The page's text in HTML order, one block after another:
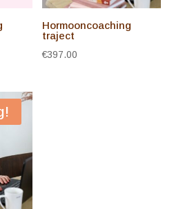
Hormooncoaching
traject
€397.00